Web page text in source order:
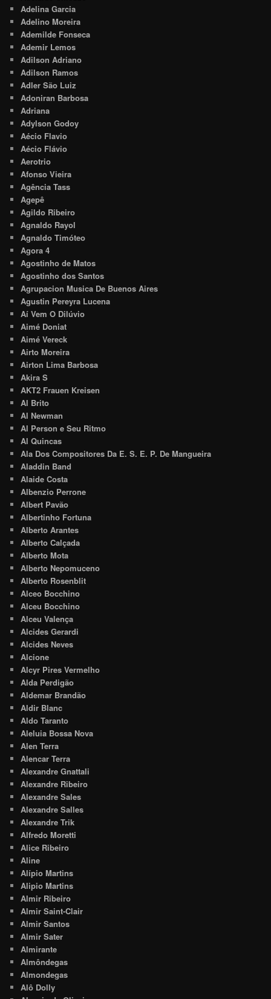
Adelina Garcia
Adelino Moreira
Ademilde Fonseca
Ademir Lemos
Adilson Adriano
Adilson Ramos
Adler São Luiz
Adoniran Barbosa
Adriana
Adylson Godoy
Aécio Flavio
Aécio Flávio
Aerotrio
Afonso Vieira
Agência Tass
Agepê
Agildo Ribeiro
Agnaldo Rayol
Agnaldo Timóteo
Agora 4
Agostinho de Matos
Agostinho dos Santos
Agrupacion Musica De Buenos Aires
Agustin Pereyra Lucena
Aí Vem O Dilúvio
Aimé Doniat
Aimé Vereck
Airto Moreira
Airton Lima Barbosa
Akira S
AKT2 Frauen Kreisen
Al Brito
Al Newman
Al Person e Seu Ritmo
Al Quincas
Ala Dos Compositores Da E. S. E. P. De Mangueira
Aladdin Band
Alaide Costa
Albenzio Perrone
Albert Pavão
Albertinho Fortuna
Alberto Arantes
Alberto Calçada
Alberto Mota
Alberto Nepomuceno
Alberto Rosenblit
Alceo Bocchino
Alceu Bocchino
Alceu Valença
Alcides Gerardi
Alcides Neves
Alcione
Alcyr Pires Vermelho
Alda Perdigão
Aldemar Brandão
Aldir Blanc
Aldo Taranto
Aleluia Bossa Nova
Alen Terra
Alencar Terra
Alexandre Gnattali
Alexandre Ribeiro
Alexandre Sales
Alexandre Salles
Alexandre Trik
Alfredo Moretti
Alice Ribeiro
Aline
Alípio Martins
Alipio Martins
Almir Ribeiro
Almir Saint-Clair
Almir Santos
Almir Sater
Almirante
Almôndegas
Almondegas
Alô Dolly